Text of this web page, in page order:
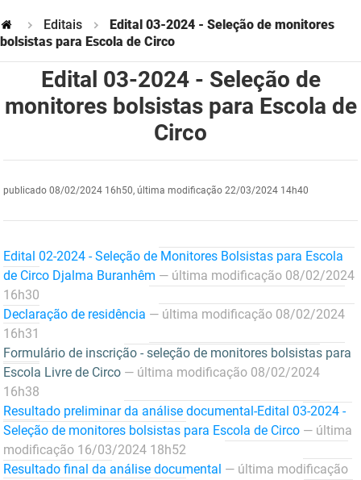
Cultura
Desenvolvimento da Agropecuária e Pesca
Desenvolvimento e da Articulação Municipal
Empreender
Secretaria de Fazenda
Secretaria de Governo
Infraestrutura e dos Recursos Hídricos
Juventude, Esporte e Lazer
Meio Ambiente e Sustentabilidade
Mulher e da Diversidade Humana
Planejamento, Orçamento e Gestão
Companhia Docas
Corpo de Bombeiros
EPC
FAC
Fapesq
Fundação Casa de José Américo
FUNAD
FUNDAC
FUNES
Editais
Edital 03-2024 - Seleção de monitores
bolsistas para Escola de Circo
Edital 03-2024 - Seleção de
monitores bolsistas para Escola de
Circo
publicado 08/02/2024 16h50, última modificação 22/03/2024 14h40
Edital 02-2024 - Seleção de Monitores Bolsistas para Escola
de Circo Djalma Buranhêm — última modificação 08/02/2024
16h30
Declaração de residência — última modificação 08/02/2024
16h31
Formulário de inscrição - seleção de monitores bolsistas para
Escola Livre de Circo — última modificação 08/02/2024
16h38
Resultado preliminar da análise documental-Edital 03-2024 -
Seleção de monitores bolsistas para Escola de Circo — última
modificação 16/03/2024 18h52
Resultado final da análise documental — última modificação